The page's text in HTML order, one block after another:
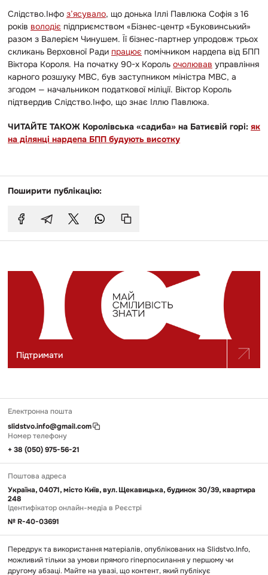
Слідство.Інфо з’ясувало, що донька Іллі Павлюка Софія з 16
років володіє підприємством «Бізнес-центр «Буковинський»
разом з Валерієм Чинушем. Її бізнес-партнер упродовж трьох
скликань Верховної Ради працює помічником нардепа від БПП
Віктора Короля. На початку 90-х Король очолював управління
карного розшуку МВС, був заступником міністра МВС, а
згодом — начальником податкової міліції. Віктор Король
підтвердив Слідство.Інфо, що знає Іллю Павлюка.
ЧИТАЙТЕ ТАКОЖ Королівська «садиба» на Батиєвій горі: як
на ділянці нардепа БПП будують висотку
Поширити публікацію:
Підтримати
Передрук та використання матеріалів, опублікованих на Slidstvo.Info,
можливий тільки за умови прямого гіперпосилання у першому чи
другому абзаці. Майте на увазі, що контент, який публікує
Електронна пошта
slidstvo.info@gmail.com
Номер телефону
+ 38 (050) 975-56-21
Поштова адреса
Україна, 04071, місто Київ, вул. Щекавицька, будинок 30/39, квартира
248
Ідентифікатор онлайн-медіа в Реєстрі
№ R-40-03691